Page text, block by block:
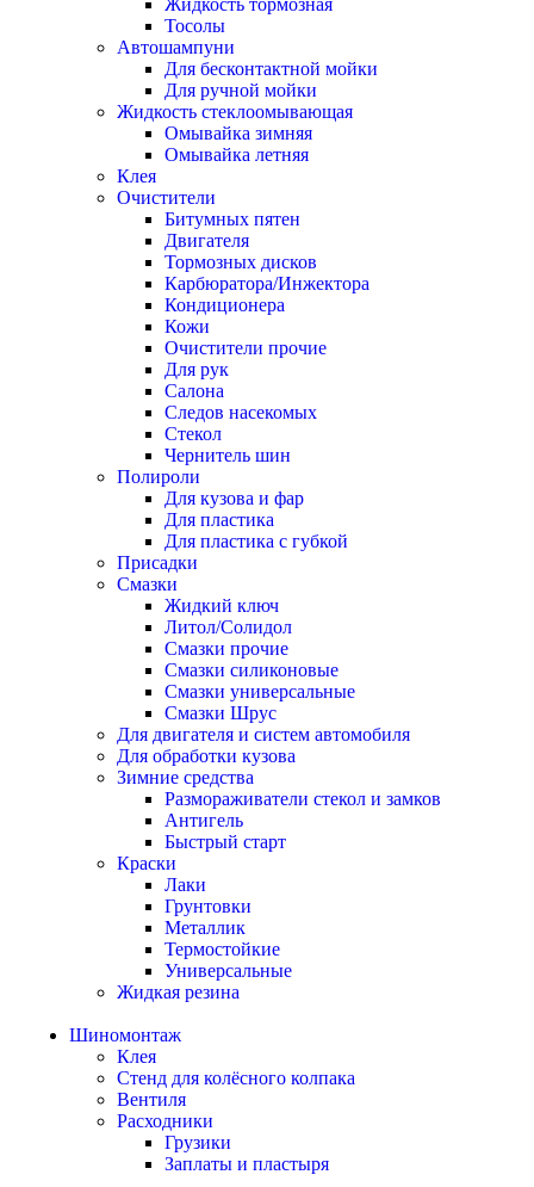
Жидкость тормозная
Тосолы
Автошампуни
Для бесконтактной мойки
Для ручной мойки
Жидкость стеклоомывающая
Омывайка зимняя
Омывайка летняя
Клея
Очистители
Битумных пятен
Двигателя
Тормозных дисков
Карбюратора/Инжектора
Кондиционера
Кожи
Очистители прочие
Для рук
Салона
Следов насекомых
Стекол
Чернитель шин
Полироли
Для кузова и фар
Для пластика
Для пластика с губкой
Присадки
Смазки
Жидкий ключ
Литол/Солидол
Смазки прочие
Смазки силиконовые
Смазки универсальные
Смазки Шрус
Для двигателя и систем автомобиля
Для обработки кузова
Зимние средства
Размораживатели стекол и замков
Антигель
Быстрый старт
Краски
Лаки
Грунтовки
Металлик
Термостойкие
Универсальные
Жидкая резина
Шиномонтаж
Клея
Стенд для колёсного колпака
Вентиля
Расходники
Грузики
Заплаты и пластыря